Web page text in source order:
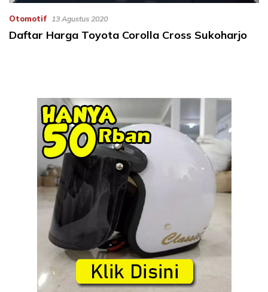
Otomotif 13 Agustus 2020
Daftar Harga Toyota Corolla Cross Sukoharjo